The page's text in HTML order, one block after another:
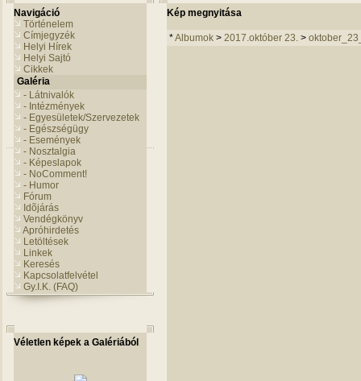
Navigáció
Történelem
Címjegyzék
Helyi Hírek
Helyi Sajtó
Cikkek
Galéria
- Látnivalók
- Intézmények
- Egyesületek/Szervezetek
- Egészségügy
- Események
- Nosztalgia
- Képeslapok
- NoComment!
- Humor
Fórum
Idõjárás
Vendégkönyv
Apróhirdetés
Letöltések
Linkek
Keresés
Kapcsolatfelvétel
Gy.I.K. (FAQ)
Véletlen képek a Galériából
Kép megnyitása
*Albumok > 2017.október 23. >